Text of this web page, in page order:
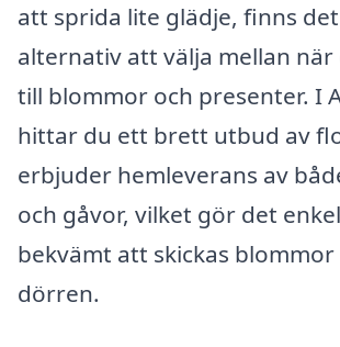
att sprida lite glädje, finns
alternativ att välja mellan
till blommor och presenter. I
hittar du ett brett utbud av
erbjuder hemleverans av
och gåvor, vilket gör det
bekvämt att skickas
dörren.